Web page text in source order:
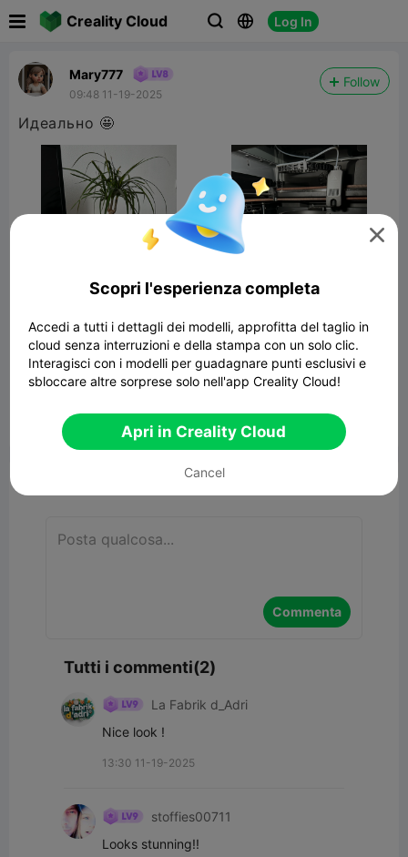
Creality Cloud   Log In
Mary777
09:48 11-19-2025
Follow
Идеально 🤩
Blush Quilted Holder – Soft Glam for Your
Space
27.82MB Modelli Correlati
Segnala 10  2
Commenta
Tutti i commenti(2)
La Fabrik d_Adri
Nice look !
13:30 11-19-2025
stoffies00711
Looks stunning!!

Scopri l'esperienza completa
Accedi a tutti i dettagli dei modelli, approfitta del taglio in
cloud senza interruzioni e della stampa con un solo clic.
Interagisci con i modelli per guadagnare punti esclusivi e
sbloccare altre sorprese solo nell'app Creality Cloud!
Apri in Creality Cloud
Cancel